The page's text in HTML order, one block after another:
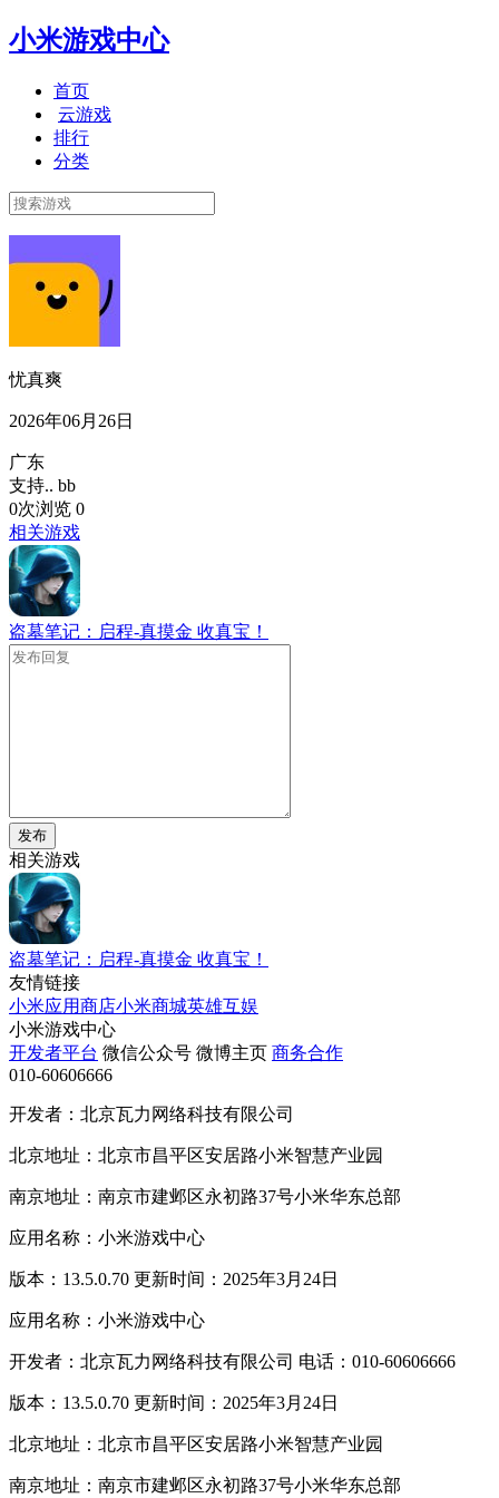
小米游戏中心
首页
云游戏
排行
分类
忧真爽
2026年06月26日
广东
支持.. bb
0次浏览 0
相关游戏
盗墓笔记：启程-真摸金 收真宝！
发布
相关游戏
盗墓笔记：启程-真摸金 收真宝！
友情链接
小米应用商店小米商城英雄互娱
小米游戏中心
开发者平台 微信公众号 微博主页 商务合作
010-60606666
开发者：北京瓦力网络科技有限公司
北京地址：北京市昌平区安居路小米智慧产业园
南京地址：南京市建邺区永初路37号小米华东总部
应用名称：小米游戏中心
版本：13.5.0.70 更新时间：2025年3月24日
应用名称：小米游戏中心
开发者：北京瓦力网络科技有限公司 电话：010-60606666
版本：13.5.0.70 更新时间：2025年3月24日
北京地址：北京市昌平区安居路小米智慧产业园
南京地址：南京市建邺区永初路37号小米华东总部